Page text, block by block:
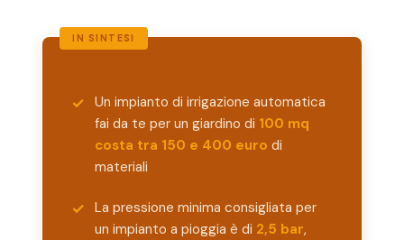
Un impianto di irrigazione automatica
fai da te per un giardino di 100 mq
costa tra 150 e 400 euro di
materiali
La pressione minima consigliata per
un impianto a pioggia è di 2,5 bar,